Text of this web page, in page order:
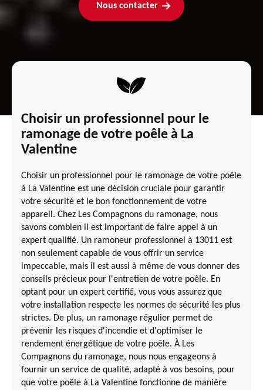
Nous contacter
Choisir un professionnel pour le
ramonage de votre poêle à La
Valentine
Choisir un professionnel pour le ramonage de votre poêle
à La Valentine est une décision cruciale pour garantir
votre sécurité et le bon fonctionnement de votre
appareil. Chez Les Compagnons du ramonage, nous
savons combien il est important de faire appel à un
expert qualifié. Un ramoneur professionnel à 13011 est
non seulement capable de vous offrir un service
impeccable, mais il est aussi à même de vous donner des
conseils précieux pour l'entretien de votre poêle. En
optant pour un expert certifié, vous vous assurez que
votre installation respecte les normes de sécurité les plus
strictes. De plus, un ramonage régulier permet de
prévenir les risques d'incendie et d'optimiser le
rendement énergétique de votre poêle. À Les
Compagnons du ramonage, nous nous engageons à
fournir un service de qualité, adapté à vos besoins, pour
que votre poêle à La Valentine fonctionne de manière